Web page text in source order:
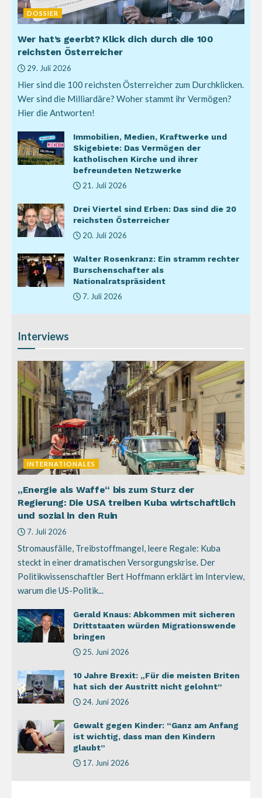
DOSSIER
Wer hat’s geerbt? Klick dich durch die 100
reichsten Österreicher
29. Juli 2026
Hier sind die 100 reichsten Österreicher zum Durchklicken.
Wer sind die Milliardäre? Woher stammt ihr Vermögen?
Hier die Antworten!
Immobilien, Medien, Kraftwerke und
Skigebiete: Das Vermögen der
katholischen Kirche und ihrer
befreundeten Netzwerke
21. Juli 2026
Drei Viertel sind Erben: Das sind die 20
reichsten Österreicher
20. Juli 2026
Walter Rosenkranz: Ein stramm rechter
Burschenschafter als
Nationalratspräsident
7. Juli 2026
Interviews
INTERNATIONALES
„Energie als Waffe“ bis zum Sturz der
Regierung: Die USA treiben Kuba wirtschaftlich
und sozial in den Ruin
7. Juli 2026
Stromausfälle, Treibstoffmangel, leere Regale: Kuba
steckt in einer dramatischen Versorgungskrise. Der
Politikwissenschaftler Bert Hoffmann erklärt im Interview,
warum die US-Politik...
Gerald Knaus: Abkommen mit sicheren
Drittstaaten würden Migrationswende
bringen
25. Juni 2026
10 Jahre Brexit: „Für die meisten Briten
hat sich der Austritt nicht gelohnt“
24. Juni 2026
Gewalt gegen Kinder: “Ganz am Anfang
ist wichtig, dass man den Kindern
glaubt”
17. Juni 2026